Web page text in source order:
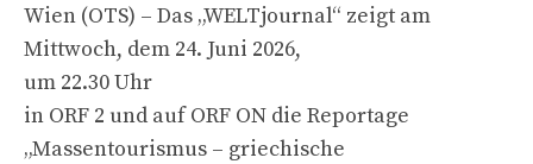
Wien (OTS) – Das „WELTjournal“ zeigt am
Mittwoch, dem 24. Juni 2026,
um 22.30 Uhr
in ORF 2 und auf ORF ON die Reportage
„Massentourismus – griechische